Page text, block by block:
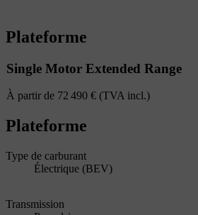
Plateforme
Single Motor Extended Range
À partir de 72 490 € (TVA incl.)
Plateforme
Type de carburant
Électrique (BEV)
Transmission